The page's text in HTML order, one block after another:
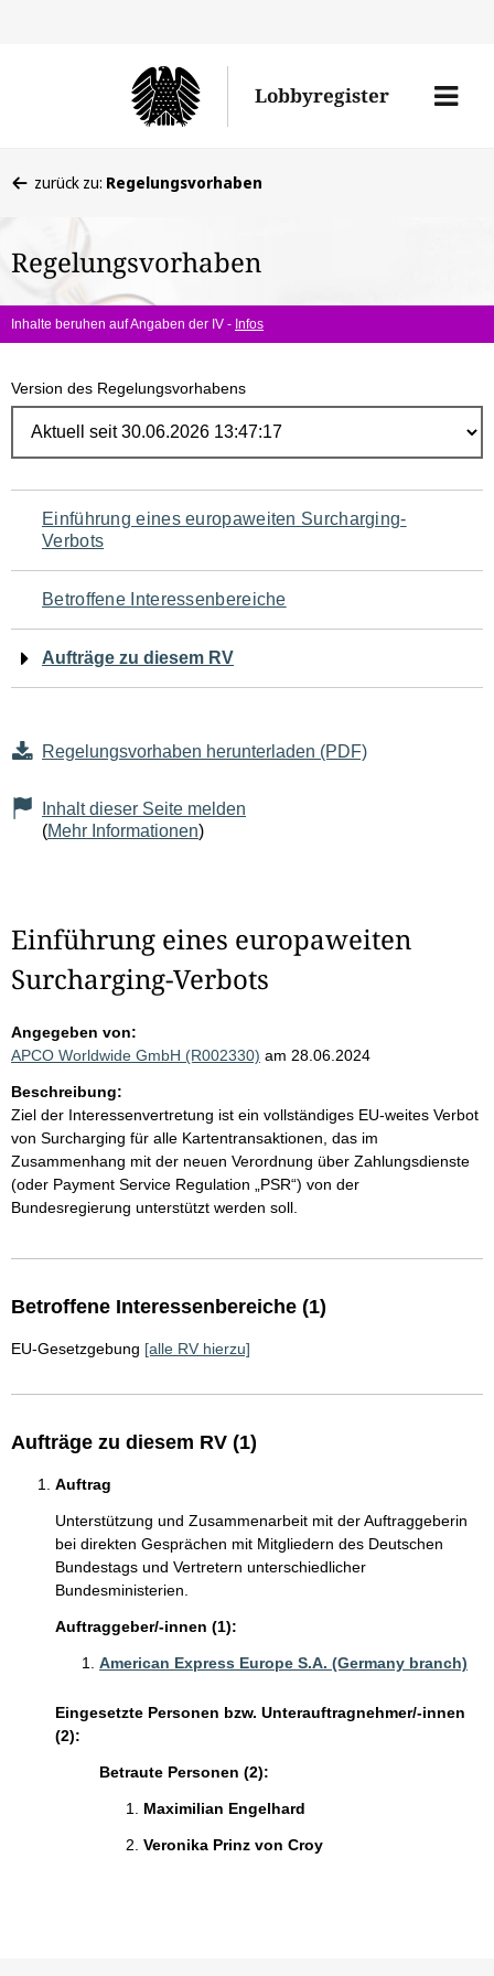
Lobbyregister
Menü
befinden
hier:
zurück zu: Regelungsvorhaben
Regelungsvorhaben
Inhalte beruhen auf Angaben der IV - Infos
Version des Regelungsvorhabens
Navigation
für
den
Seiteninhalt
Einführung eines europaweiten Surcharging-
Verbots
Betroffene Interessenbereiche
Aufträge zu diesem RV
Regelungsvorhaben herunterladen (PDF)
Inhalt dieser Seite melden
(Mehr Informationen)
Einführung eines europaweiten
Surcharging-Verbots
Angegeben von:
APCO Worldwide GmbH (R002330) am 28.06.2024
Beschreibung:
Ziel der Interessenvertretung ist ein vollständiges EU-weites Verbot
von Surcharging für alle Kartentransaktionen, das im
Zusammenhang mit der neuen Verordnung über Zahlungsdienste
(oder Payment Service Regulation „PSR“) von der
Bundesregierung unterstützt werden soll.
Betroffene Interessenbereiche (1)
EU-Gesetzgebung [alle RV hierzu]
Aufträge zu diesem RV (1)
Auftrag
Unterstützung und Zusammenarbeit mit der Auftraggeberin
bei direkten Gesprächen mit Mitgliedern des Deutschen
Bundestags und Vertretern unterschiedlicher
Bundesministerien.
Auftraggeber/-innen (1):
American Express Europe S.A. (Germany branch)
Eingesetzte Personen bzw. Unterauftragnehmer/-innen
(2):
Betraute Personen (2):
Maximilian Engelhard
Veronika Prinz von Croy